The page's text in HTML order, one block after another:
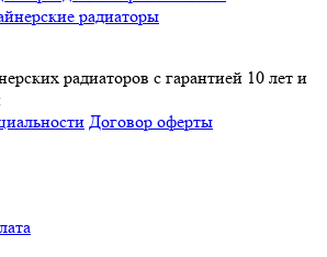
радиаторы
радиаторов с гарантией 10 лет и
Договор оферты